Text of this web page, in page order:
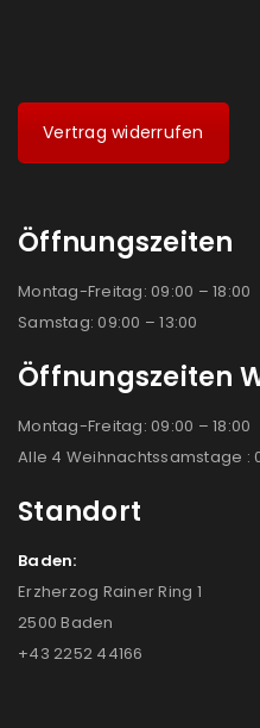
Vertrag widerrufen
Öffnungszeiten
Montag-Freitag: 09:00 – 18:00
Samstag: 09:00 – 13:00
Öffnungszeiten
Montag-Freitag: 09:00 – 18:00
Alle 4 Weihnachtssamstage :
Standort
Baden:
Erzherzog Rainer Ring 1
2500 Baden
+43 2252 44166